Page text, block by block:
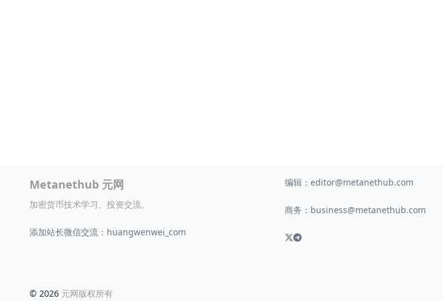
Metanethub 元网
加密货币技术学习、投资交流。
添加站长微信交流：huangwenwei_com
编辑： editor@metanethub.com
商务： business@metanethub.com
© 2026 元网版权所有